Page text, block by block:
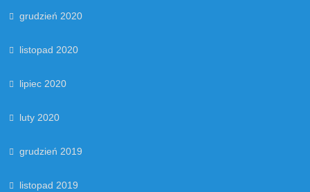
grudzień 2020
listopad 2020
lipiec 2020
luty 2020
grudzień 2019
listopad 2019